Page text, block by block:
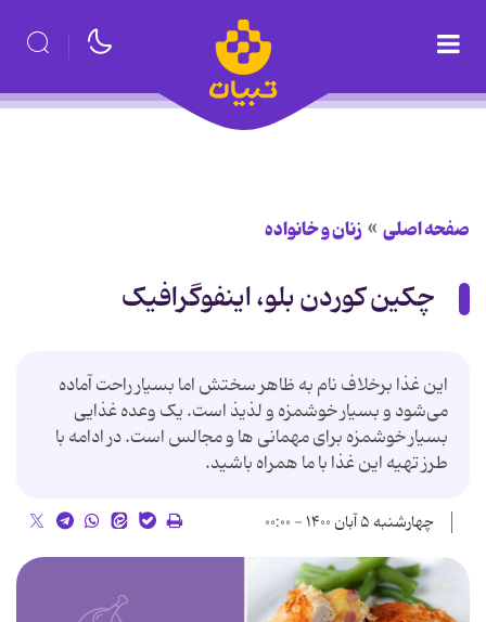
صفحه اصلی زنان و خانواده
چکین کوردن بلو، اینفوگرافیک
این غذا برخلاف نام به ظاهر سختش اما بسیار راحت آماده
می‌شود و بسیار خوشمزه و لذیذ است. یک وعده غذایی
بسیار خوشمزه برای مهمانی ها و مجالس است. در ادامه با
طرز تهیه این غذا با ما همراه باشید.
چهارشنبه ۵ آبان ۱۴۰۰ - ۰۰:۰۰